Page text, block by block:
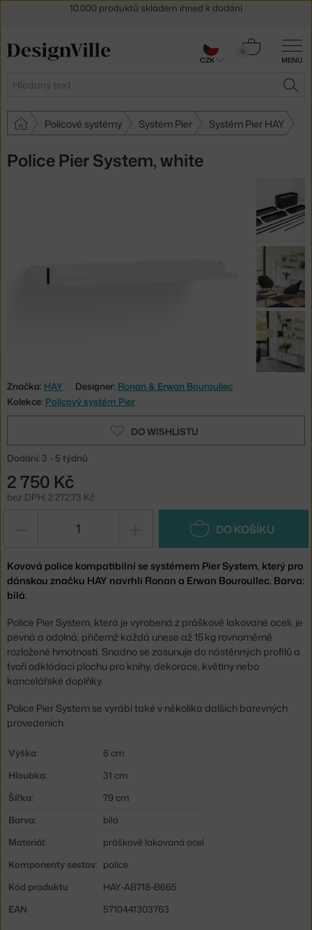
MENU
Hledat
0
Košík
Policové systémy Systém Pier Systém Pier HAY
Police Pier System, white
Značka: HAY Designer: Ronan & Erwan Bouroullec
Kolekce: Policový systém Pier
DO WISHLISTU
Dodání: 3 - 5 týdnů
2 750 Kč
bez DPH: 2 272,73 Kč
DO KOŠÍKU
Kovová police kompatibilní se systémem Pier System, který pro
dánskou značku HAY navrhli Ronan a Erwan Bouroullec. Barva:
bílá.
Police Pier System, která je vyrobená z práškově lakované oceli, je
pevná a odolná, přičemž každá unese až 15 kg rovnoměrně
rozložené hmotnosti. Snadno se zasunuje do nástěnných profilů a
tvoří odkládací plochu pro knihy, dekorace, květiny nebo
kancelářské doplňky.
Police Pier System se vyrábí také v několika dalších barevných
provedeních.
Výška:
6 cm
Hloubka:
31 cm
Šířka:
79 cm
Barva:
bílá
Materiál:
práškově lakovaná ocel
Komponenty sestav: police
Kód produktu
HAY-AB718-B665
EAN
5710441303763
30 dní na vrácení zboží
CZK